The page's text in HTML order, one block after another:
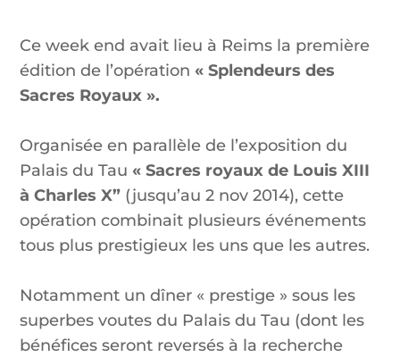
Ce week end avait lieu à Reims la première
édition de l’opération « Splendeurs des
Sacres Royaux ».
Organisée en parallèle de l’exposition du
Palais du Tau « Sacres royaux de Louis XIII
à Charles X” (jusqu’au 2 nov 2014), cette
opération combinait plusieurs événements
tous plus prestigieux les uns que les autres.
Notamment un dîner « prestige » sous les
superbes voutes du Palais du Tau (dont les
bénéfices seront reversés à la recherche